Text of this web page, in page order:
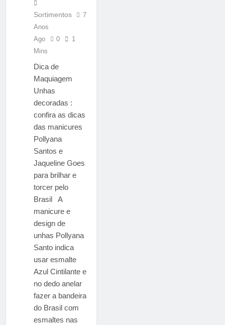
Sortimentos
7
Anos
Ago
0
1
Mins
Dica de
Maquiagem
Unhas
decoradas :
confira as dicas
das manicures
Pollyana
Santos e
Jaqueline Goes
para brilhar e
torcer pelo
Brasil A
manicure e
design de
unhas Pollyana
Santo indica
usar esmalte
Azul Cintilante e
no dedo anelar
fazer a bandeira
do Brasil com
esmaltes nas